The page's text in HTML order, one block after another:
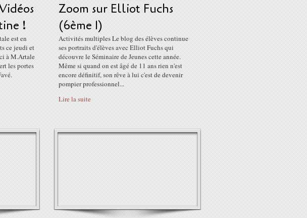
!
est en
ce jeudi et
à M.Artale
les portes
Zoom sur Elliot Fuchs
(6ème 1)
Activités multiples Le blog des élèves continue
ses portraits d'élèves avec Elliot Fuchs qui
découvre le Séminaire de Jeunes cette année.
Même si quand on est âgé de 11 ans rien n'est
encore définitif, son rêve à lui c'est de devenir
pompier professionnel...
Lire la suite